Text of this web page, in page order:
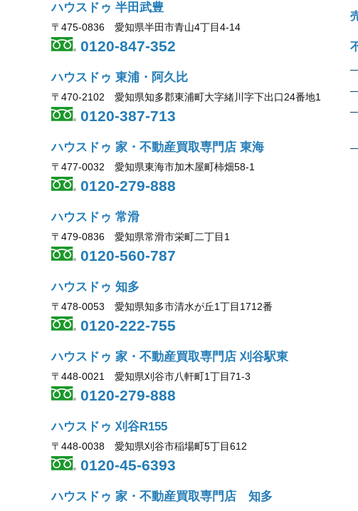
ハウスドゥ 半田武豊
〒475-0836 愛知県半田市青山4丁目4-14
0120-847-352
ハウスドゥ 東浦・阿久比
〒470-2102 愛知県知多郡東浦町大字緒川字下出口24番地1
0120-387-713
ハウスドゥ 家・不動産買取専門店 東海
〒477-0032 愛知県東海市加木屋町柿畑58-1
0120-279-888
ハウスドゥ 常滑
〒479-0836 愛知県常滑市栄町二丁目1
0120-560-787
ハウスドゥ 知多
〒478-0053 愛知県知多市清水が丘1丁目1712番
0120-222-755
ハウスドゥ 家・不動産買取専門店 刈谷駅東
〒448-0021 愛知県刈谷市八軒町1丁目71-3
0120-279-888
ハウスドゥ 刈谷R155
〒448-0038 愛知県刈谷市稲場町5丁目612
0120-45-6393
ハウスドゥ 家・不動産買取専門店 知多